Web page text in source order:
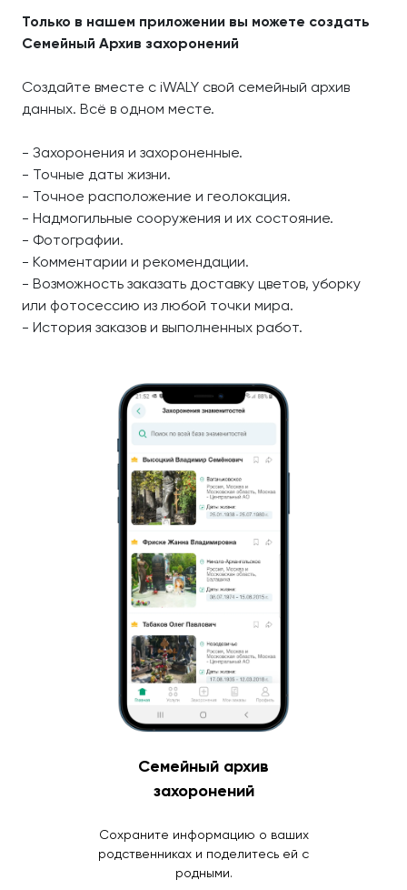
Только в нашем приложении вы можете создать
Семейный Архив захоронений
Создайте вместе с iWALY свой семейный архив
данных. Всё в одном месте.
- Захоронения и захороненные.
- Точные даты жизни.
- Точное расположение и геолокация.
- Надмогильные сооружения и их состояние.
- Фотографии.
- Комментарии и рекомендации.
- Возможность заказать доставку цветов, уборку
или фотосессию из любой точки мира.
- История заказов и выполненных работ.
Семейный архив
захоронений
Сохраните информацию о ваших
родственниках и поделитесь ей с
родными.